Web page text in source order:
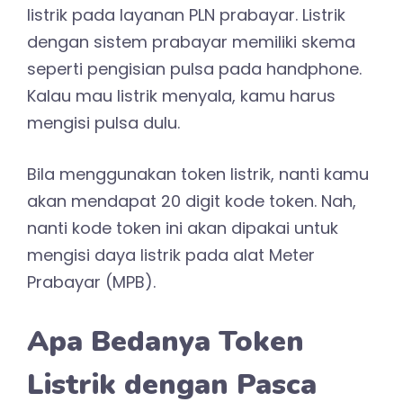
listrik pada layanan PLN prabayar. Listrik
dengan sistem prabayar memiliki skema
seperti pengisian pulsa pada handphone.
Kalau mau listrik menyala, kamu harus
mengisi pulsa dulu.
Bila menggunakan token listrik, nanti kamu
akan mendapat 20 digit kode token. Nah,
nanti kode token ini akan dipakai untuk
mengisi daya listrik pada alat Meter
Prabayar (MPB).
Apa Bedanya Token
Listrik dengan Pasca